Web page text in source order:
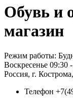
Обувь и
магазин
Режим работы:
Воскресенье 09:30
Россия, г.
Телефон